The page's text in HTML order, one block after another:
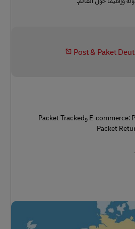
E-commerce: Packet Standard وPacket Tracked